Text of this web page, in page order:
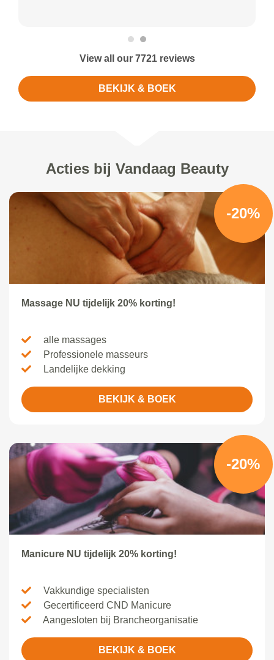
View all our 7721 reviews
BEKIJK & BOEK
Acties bij Vandaag Beauty
-20%
Massage NU tijdelijk 20% korting!
alle massages
Professionele masseurs
Landelijke dekking
BEKIJK & BOEK
-20%
Manicure NU tijdelijk 20% korting!
Vakkundige specialisten
Gecertificeerd CND Manicure
Aangesloten bij Brancheorganisatie
BEKIJK & BOEK